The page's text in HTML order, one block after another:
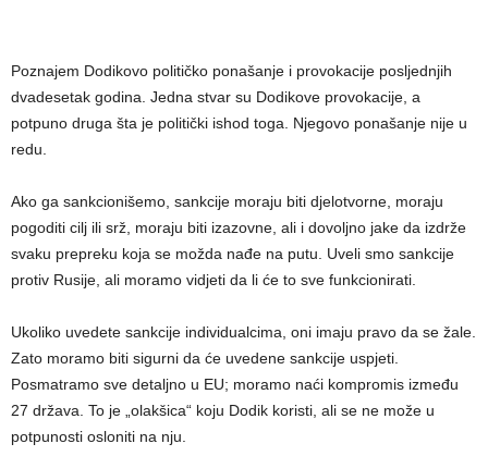
Poznajem Dodikovo političko ponašanje i provokacije posljednjih
dvadesetak godina. Jedna stvar su Dodikove provokacije, a
potpuno druga šta je politički ishod toga. Njegovo ponašanje nije u
redu.
Ako ga sankcionišemo, sankcije moraju biti djelotvorne, moraju
pogoditi cilj ili srž, moraju biti izazovne, ali i dovoljno jake da izdrže
svaku prepreku koja se možda nađe na putu. Uveli smo sankcije
protiv Rusije, ali moramo vidjeti da li će to sve funkcionirati.
Ukoliko uvedete sankcije individualcima, oni imaju pravo da se žale.
Zato moramo biti sigurni da će uvedene sankcije uspjeti.
Posmatramo sve detaljno u EU; moramo naći kompromis između
27 država. To je „olakšica“ koju Dodik koristi, ali se ne može u
potpunosti osloniti na nju.